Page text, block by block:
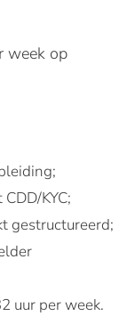
week op
KYC;
gestructureerd;
uur per week.